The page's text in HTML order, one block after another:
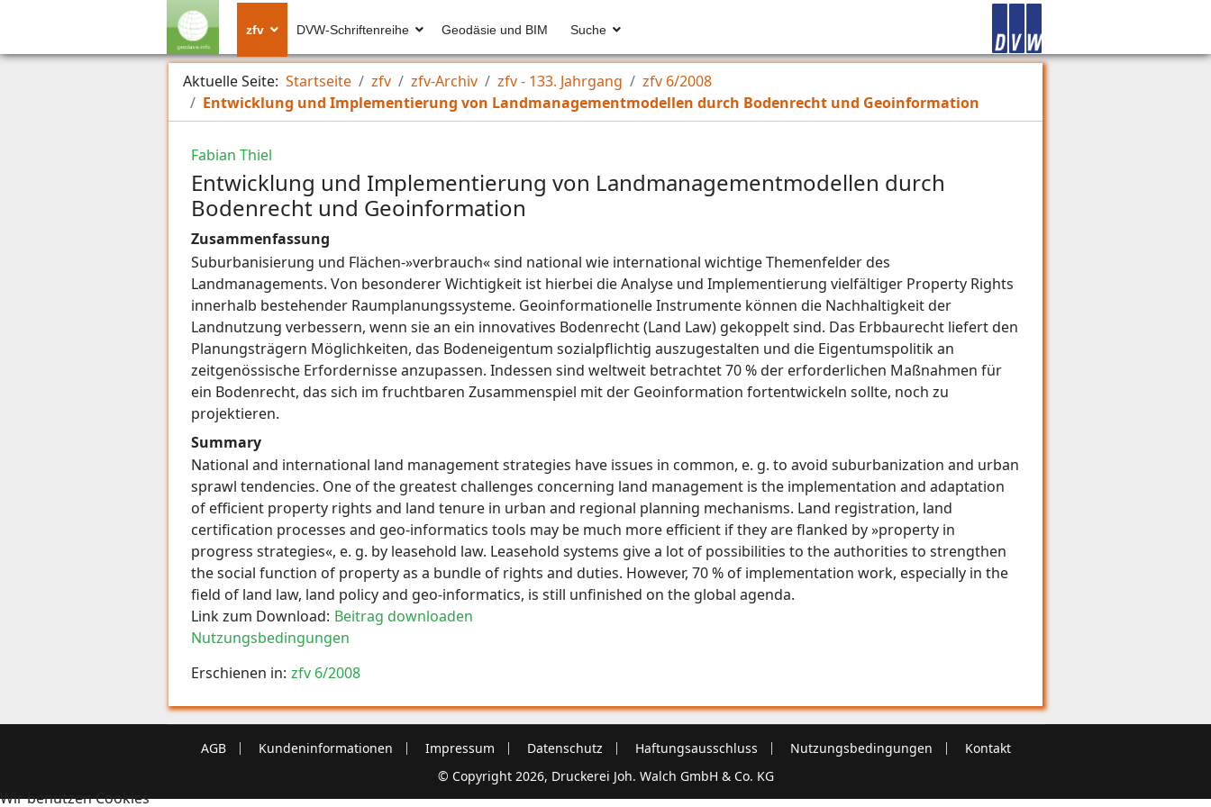
zfv DVW-Schriftenreihe Geodäsie und BIM Suche
Aktuelle Seite: Startseite zfv zfv-Archiv zfv - 133. Jahrgang
zfv 6/2008
Entwicklung und Implementierung von Landmanagementmodellen durch Bodenrecht und Geoinformation
Fabian Thiel
Entwicklung und Implementierung von Landmanagementmodellen durch
Bodenrecht und Geoinformation
Zusammenfassung
Suburbanisierung und Flächen-»verbrauch« sind national wie international wichtige Themenfelder des
Landmanagements. Von besonderer Wichtigkeit ist hierbei die Analyse und Implementierung vielfältiger Property Rights
innerhalb bestehender Raumplanungssysteme. Geoinformationelle Instrumente können die Nachhaltigkeit der
Landnutzung verbessern, wenn sie an ein innovatives Bodenrecht (Land Law) gekoppelt sind. Das Erbbaurecht liefert den
Planungsträgern Möglichkeiten, das Bodeneigentum sozialpflichtig auszugestalten und die Eigentumspolitik an
zeitgenössische Erfordernisse anzupassen. Indessen sind weltweit betrachtet 70 % der erforderlichen Maßnahmen für
ein Bodenrecht, das sich im fruchtbaren Zusammenspiel mit der Geoinformation fortentwickeln sollte, noch zu
projektieren.
Summary
National and international land management strategies have issues in common, e. g. to avoid suburbanization and urban
sprawl tendencies. One of the greatest challenges concerning land management is the implementation and adaptation
of efficient property rights and land tenure in urban and regional planning mechanisms. Land registration, land
certification processes and geo-informatics tools may be much more efficient if they are flanked by »property in
progress strategies«, e. g. by leasehold law. Leasehold systems give a lot of possibilities to the authorities to strengthen
the social function of property as a bundle of rights and duties. However, 70 % of implementation work, especially in the
field of land law, land policy and geo-informatics, is still unfinished on the global agenda.
Link zum Download: Beitrag downloaden
Nutzungsbedingungen
Erschienen in: zfv 6/2008
AGB Kundeninformationen Impressum Datenschutz Haftungsausschluss Nutzungsbedingungen
Kontakt
© Copyright 2026, Druckerei Joh. Walch GmbH & Co. KG
Wir benutzen Cookies